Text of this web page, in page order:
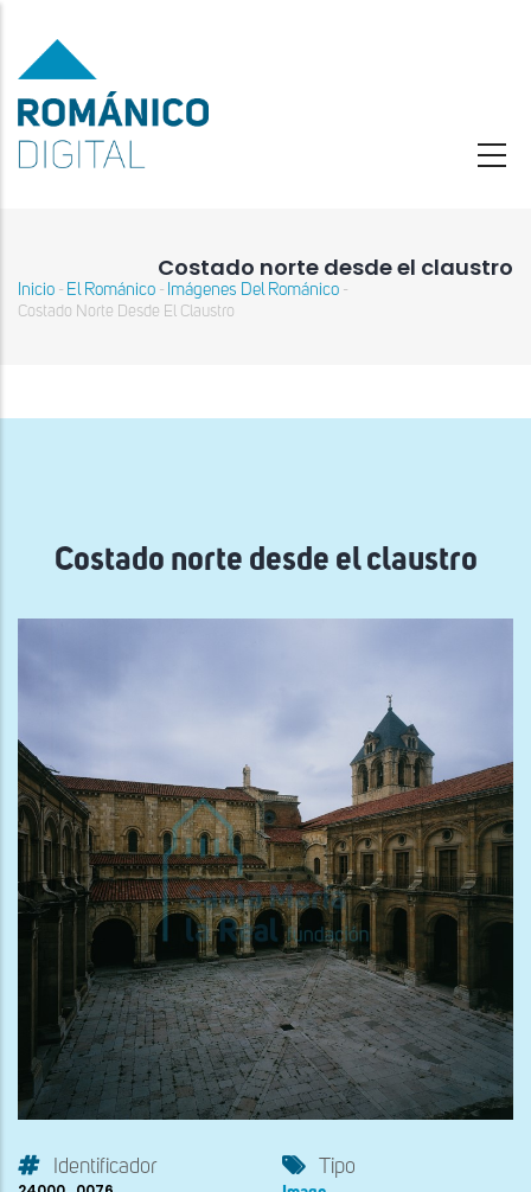
contenido
principal
Costado norte desde el claustro
Sobrescribir
ayuda
Inicio - El Románico - Imágenes Del Románico -
Costado Norte Desde El Claustro
Costado norte desde el claustro
Identificador Tipo